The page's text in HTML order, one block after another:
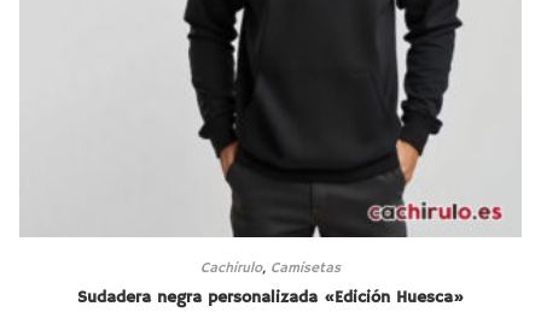
Cachirulo, Camisetas
Sudadera negra personalizada «Edición Huesca»